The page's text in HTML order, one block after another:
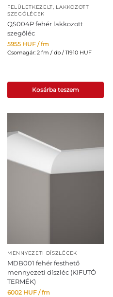
FELÜLETKEZELT, LAKKOZOTT
SZEGŐLÉCEK
QS004P fehér lakkozott
szegőléc
5955 HUF / fm
Csomagár: 2 fm / db / 11910 HUF
Kosárba teszem
MENNYEZETI DÍSZLÉCEK
MDB001 fehér festhető
mennyezeti díszléc (KIFUTÓ
TERMÉK)
6002 HUF / fm